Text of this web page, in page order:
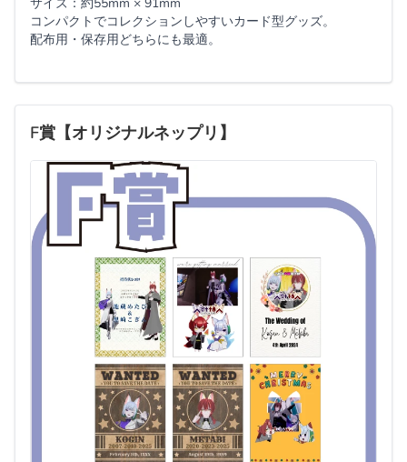
コンパクトでコレクションしやすいカード型グッズ。
配布用・保存用どちらにも最適。
F賞【オリジナルネップリ】